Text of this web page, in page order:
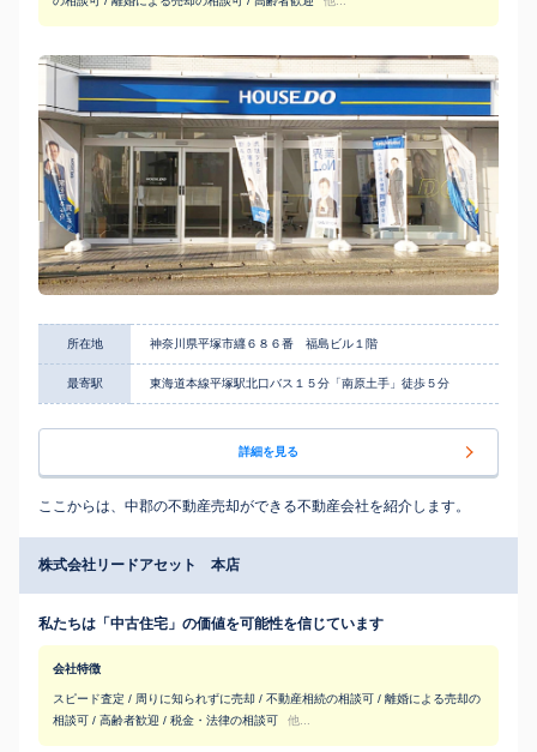
所在地 神奈川県平塚市纒６８６番 福島ビル１階
最寄駅 東海道本線平塚駅北口バス１５分「南原土手」徒歩５分
詳細を見る
ここからは、中郡の不動産売却ができる不動産会社を紹介します。
株式会社リードアセット 本店
私たちは「中古住宅」の価値を可能性を信じています
会社特徴
スピード査定 / 周りに知られずに売却 / 不動産相続の相談可 / 離婚による売却の
相談可 / 高齢者歓迎 / 税金・法律の相談可
他...